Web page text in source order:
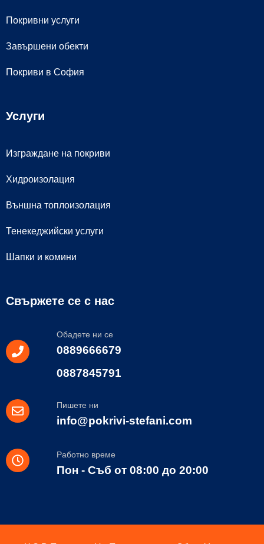
Покривни услуги
Завършени обекти
Покриви в София
Услуги
Изграждане на покриви
Хидроизолация
Външна топлоизолация
Тенекеджийски услуги
Шапки и комини
Свържете се с нас
Обадете ни се
0889666679
0887845791
Пишете ни
info@pokrivi-stefani.com
Работно време
Пон - Съб от 08:00 до 20:00